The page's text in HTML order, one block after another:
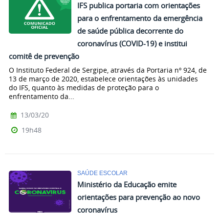
IFS publica portaria com orientações
para o enfrentamento da emergência
de saúde pública decorrente do
coronavírus (COVID-19) e institui
comitê de prevenção
O Instituto Federal de Sergipe, através da Portaria nº 924, de
13 de março de 2020, estabelece orientações às unidades
do IFS, quanto às medidas de proteção para o
enfrentamento da...
13/03/20
19h48
SAÚDE ESCOLAR
Ministério da Educação emite
orientações para prevenção ao novo
coronavírus